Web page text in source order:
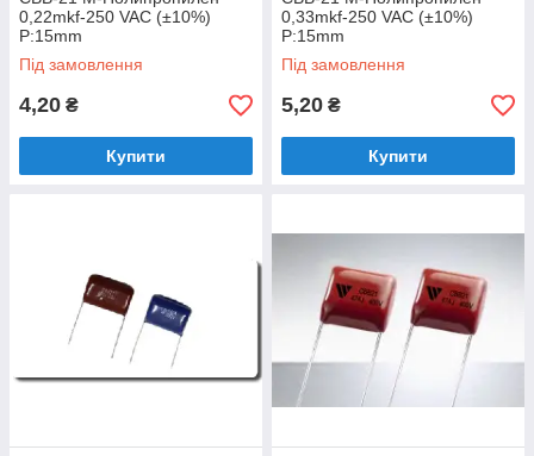
0,22mkf-250 VAC (±10%)
P:15mm
Під замовлення
4,20 ₴
Купити
0,33mkf-250 VAC (±10%)
P:15mm
Під замовлення
5,20 ₴
Купити